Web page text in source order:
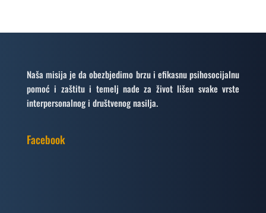
Naša misija je da obezbjedimo brzu i efikasnu psihosocijalnu
pomoć i zaštitu i temelj nade za život lišen svake vrste
interpersonalnog i društvenog nasilja.
Facebook